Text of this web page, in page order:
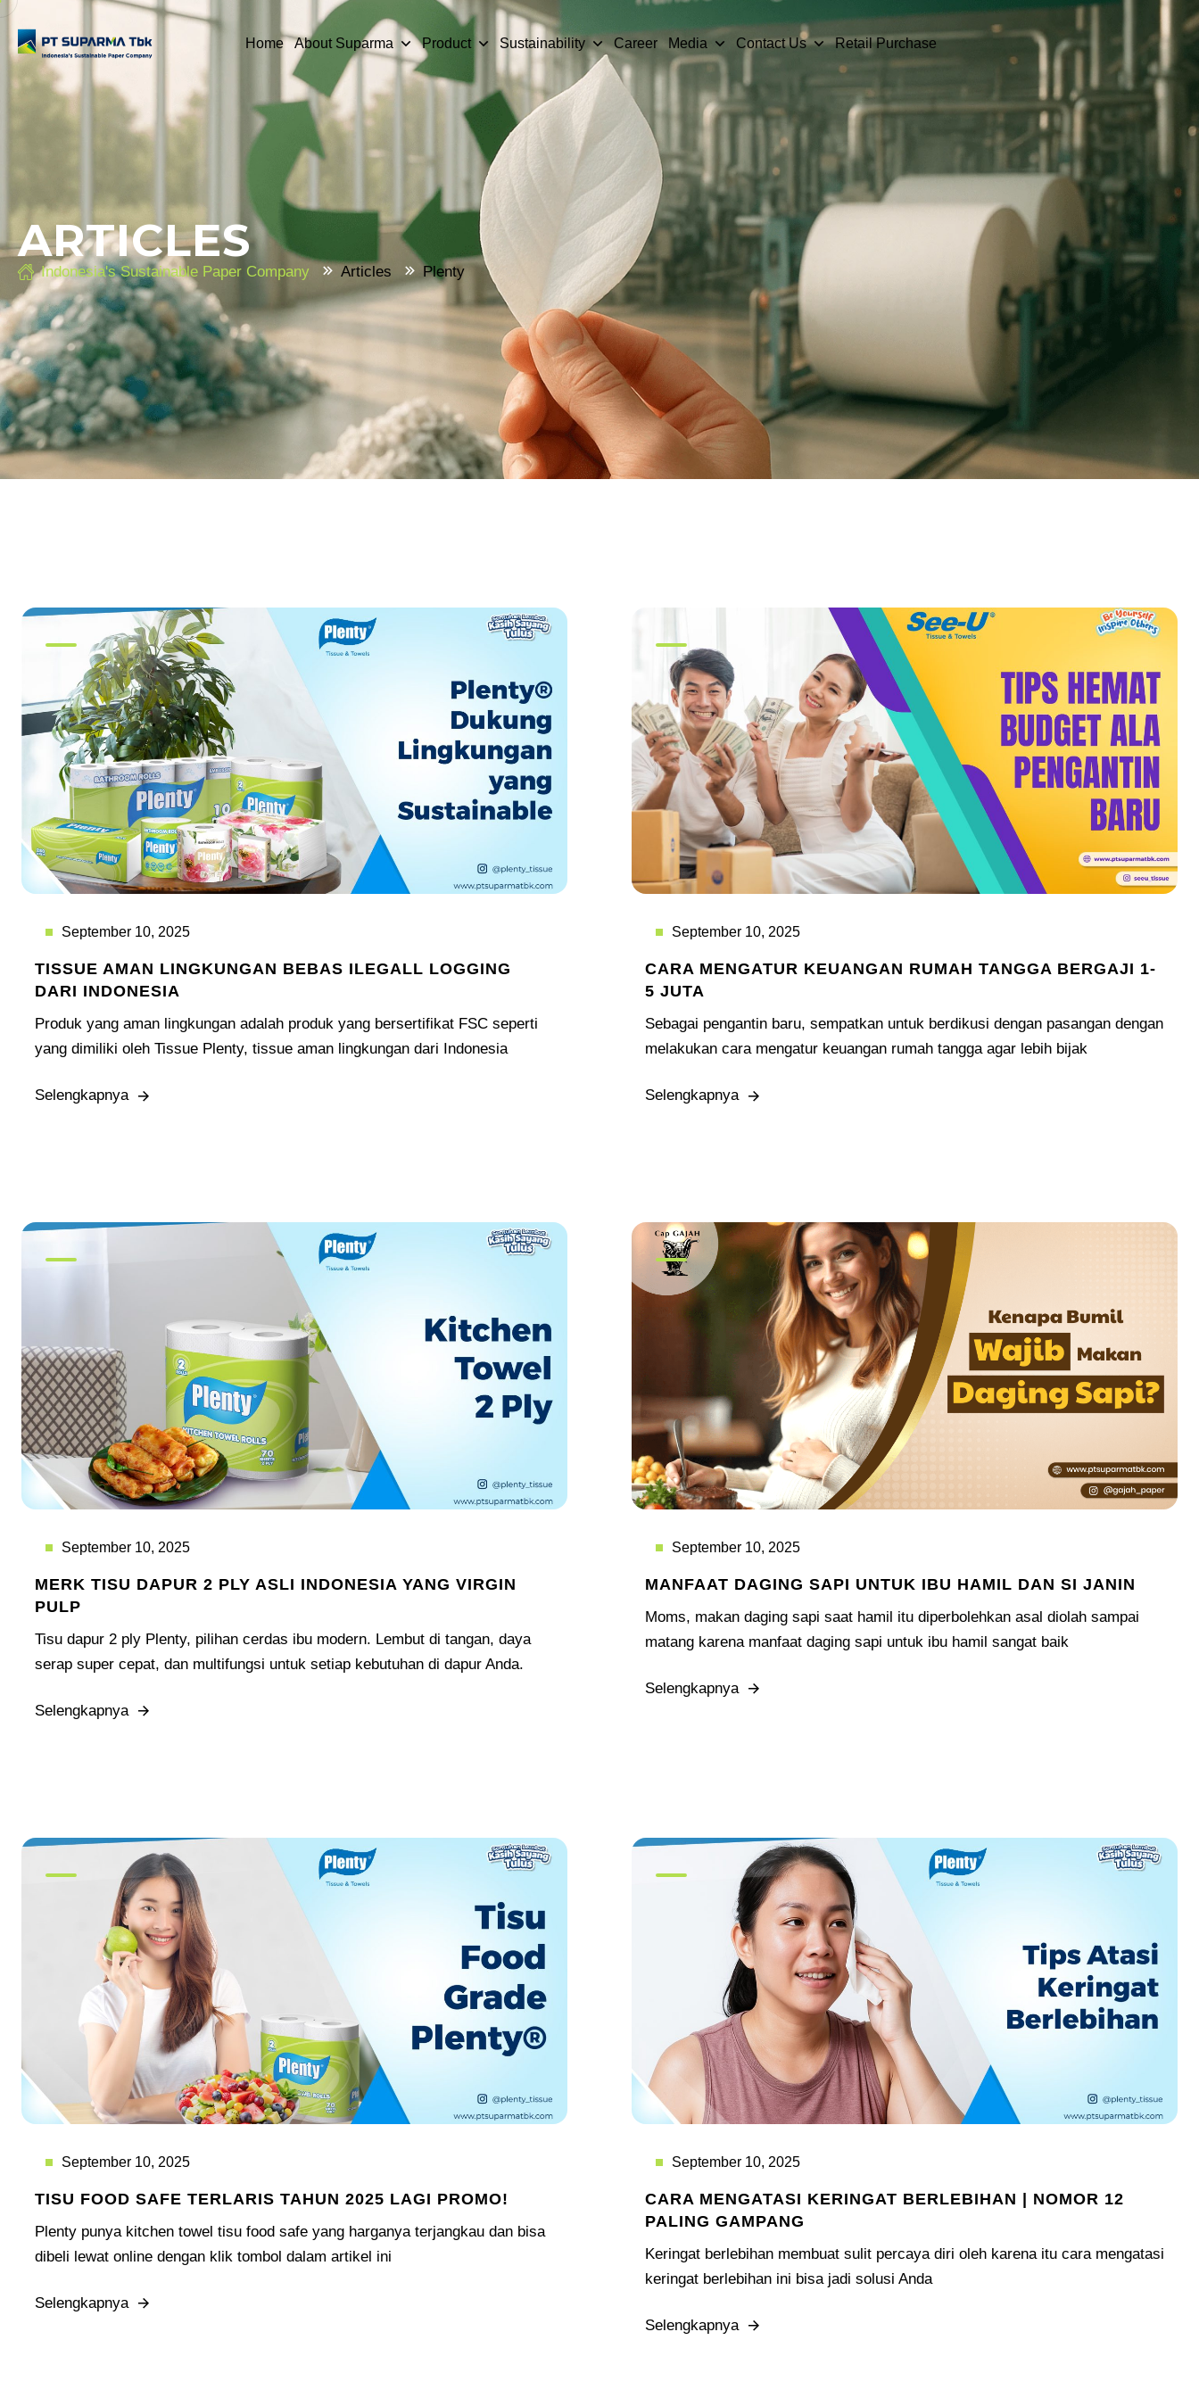
Home About Suparma Product Sustainability Career Media Contact Us Retail Purchase
ARTICLES
Indonesia's Sustainable Paper Company Articles Plenty
September 10, 2025
TISSUE AMAN LINGKUNGAN BEBAS ILEGALL LOGGING
DARI INDONESIA
Produk yang aman lingkungan adalah produk yang bersertifikat FSC seperti
yang dimiliki oleh Tissue Plenty, tissue aman lingkungan dari Indonesia
Selengkapnya
September 10, 2025
CARA MENGATUR KEUANGAN RUMAH TANGGA BERGAJI 1-
5 JUTA
Sebagai pengantin baru, sempatkan untuk berdikusi dengan pasangan dengan
melakukan cara mengatur keuangan rumah tangga agar lebih bijak
Selengkapnya
September 10, 2025
MERK TISU DAPUR 2 PLY ASLI INDONESIA YANG VIRGIN
PULP
Tisu dapur 2 ply Plenty, pilihan cerdas ibu modern. Lembut di tangan, daya
serap super cepat, dan multifungsi untuk setiap kebutuhan di dapur Anda.
Selengkapnya
September 10, 2025
MANFAAT DAGING SAPI UNTUK IBU HAMIL DAN SI JANIN
Moms, makan daging sapi saat hamil itu diperbolehkan asal diolah sampai
matang karena manfaat daging sapi untuk ibu hamil sangat baik
Selengkapnya
September 10, 2025
TISU FOOD SAFE TERLARIS TAHUN 2025 LAGI PROMO!
Plenty punya kitchen towel tisu food safe yang harganya terjangkau dan bisa
dibeli lewat online dengan klik tombol dalam artikel ini
Selengkapnya
September 10, 2025
CARA MENGATASI KERINGAT BERLEBIHAN | NOMOR 12
PALING GAMPANG
Keringat berlebihan membuat sulit percaya diri oleh karena itu cara mengatasi
keringat berlebihan ini bisa jadi solusi Anda
Selengkapnya